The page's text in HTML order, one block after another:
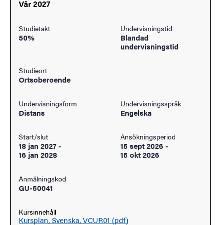
Vår 2027
Studietakt
50%
Undervisningstid
Blandad
undervisningstid
Studieort
Ortsoberoende
Undervisningsform
Distans
Undervisningsspråk
Engelska
Start/slut
18 jan 2027-
16 jan 2028
Ansökningsperiod
15 sept 2026 -
15 okt 2026
Anmälningskod
GU-50041
Kursinnehåll
Kursplan, Svenska, VCUR01 (pdf)